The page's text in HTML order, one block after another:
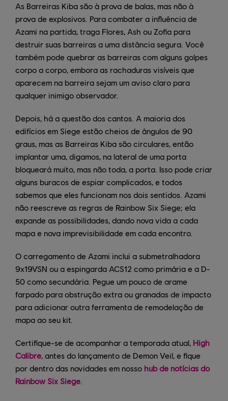
As Barreiras Kiba são à prova de balas, mas não à
prova de explosivos. Para combater a influência de
Azami na partida, traga Flores, Ash ou Zofia para
destruir suas barreiras a uma distância segura. Você
também pode quebrar as barreiras com alguns golpes
corpo a corpo, embora as rachaduras visíveis que
aparecem na barreira sejam um aviso claro para
qualquer inimigo observador.
Depois, há a questão dos cantos. A maioria dos
edifícios em Siege estão cheios de ângulos de 90
graus, mas as Barreiras Kiba são circulares, então
implantar uma, digamos, na lateral de uma porta
bloqueará muito, mas não toda, a porta. Isso pode criar
alguns buracos de espiar complicados, e todos
sabemos que eles funcionam nos dois sentidos. Azami
não reescreve as regras de Rainbow Six Siege; ela
expande as possibilidades, dando nova vida a cada
mapa e nova imprevisibilidade em cada encontro.
O carregamento de Azami inclui a submetralhadora
9x19VSN ou a espingarda ACS12 como primária e a D-
50 como secundária. Pegue um pouco de arame
farpado para obstrução extra ou granadas de impacto
para adicionar outra ferramenta de remodelação de
mapa ao seu kit.
Certifique-se de acompanhar a temporada atual, High
Calibre, antes do lançamento de Demon Veil, e fique
por dentro das novidades em nosso hub de notícias do
Rainbow Six Siege